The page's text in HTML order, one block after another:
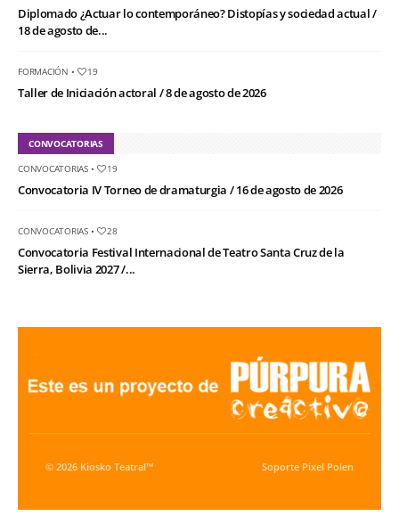
Diplomado ¿Actuar lo contemporáneo? Distopías y sociedad actual /
18 de agosto de...
FORMACIÓN • 19
Taller de Iniciación actoral / 8 de agosto de 2026
CONVOCATORIAS
CONVOCATORIAS• 19
Convocatoria IV Torneo de dramaturgia / 16 de agosto de 2026
CONVOCATORIAS• 28
Convocatoria Festival Internacional de Teatro Santa Cruz de la
Sierra, Bolivia 2027 /...
© 2026 Kiosko Teatral™ Soporte Pixel Polen